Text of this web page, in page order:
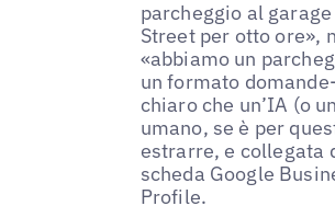
parcheggio al
Street per otto ore»,
«abbiamo un
un formato
chiaro che un’IA (o
umano, se è per
estrarre, e collegata
scheda Google
Profile.